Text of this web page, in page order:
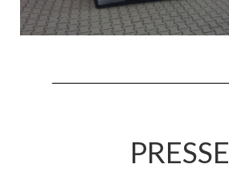
Jahreskonzert 2019
Oktoberfestkonzert 2022
Tagesfahrt 2017PRESSE